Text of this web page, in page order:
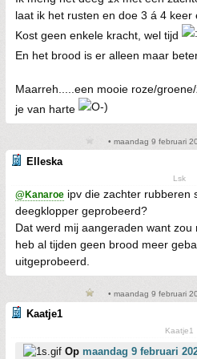
laat ik het rusten en doe 3 á 4
Kost geen enkele kracht, wel tijd
En het brood is er alleen maar
Maarreh.....een mooie roze/
je van harte
• maandag 9 februari
Elleska
Lsk
@Kanaroe ipv die zachter rubberen
deegklopper geprobeerd?
Dat werd mij aangeraden want
heb al tijden geen brood meer
uitgeprobeerd.
• maandag 9 februari
Kaatje1
Kaatje1
Op maandag 9 februari